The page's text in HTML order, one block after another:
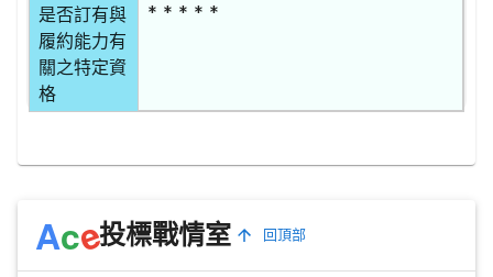
是否訂有與
履約能力有
關之特定資
格
* * * * *
Ace投標戰情室 回頂部